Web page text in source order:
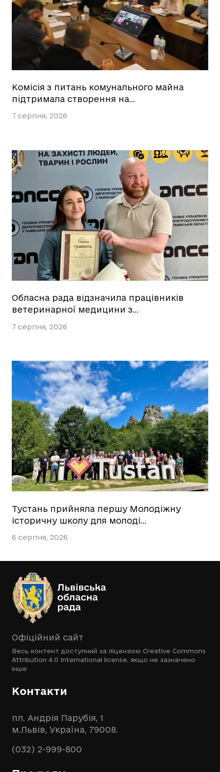
Комісія з питань комунального майна
підтримала створення на…
7 серпня, 2026
Обласна рада відзначила працівників
ветеринарної медицини з…
7 серпня, 2026
Тустань прийняла першу Молодіжну
історичну школу для молоді…
6 серпня, 2026
Офіційний сайт
Весь контент доступний за ліцензією Creative Commons
Attribution 4.0 International license , якщо не зазначено
інше
Контакти
пл. Андрія Парубія, 1
м.Львів, Україна, 79008.
(032) 2-999-800